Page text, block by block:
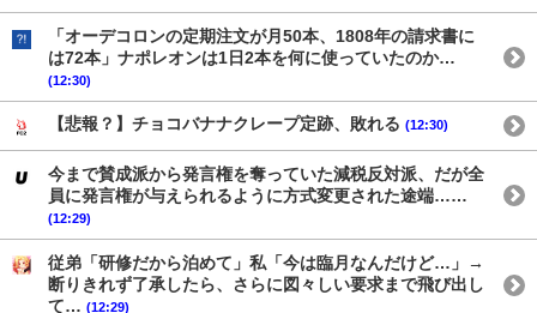
「オーデコロンの定期注文が月50本、1808年の請求書に
は72本」ナポレオンは1日2本を何に使っていたのか…
(12:30)
【悲報？】チョコバナナクレープ定跡、敗れる (12:30)
今まで賛成派から発言権を奪っていた減税反対派、だが全
員に発言権が与えられるように方式変更された途端……
(12:29)
従弟「研修だから泊めて」私「今は臨月なんだけど…」→
断りきれず了承したら、さらに図々しい要求まで飛び出し
て… (12:29)